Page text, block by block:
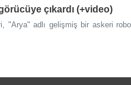
çıkardı (+video)
"Arya" adlı gelişmiş bir askeri